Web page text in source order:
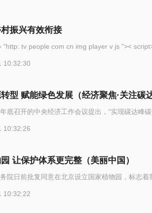
振兴有效衔接
<script src= "http: tv people com cn img player v
10:32:30
型 赋能绿色发展（经济聚焦·关注碳
底召开的中央经济工作会议提出，“实现碳达峰
10:32:26
让保护体系更完整（美丽中国）
院日前批复同意在北京设立国家植物园，标志
10:32:22